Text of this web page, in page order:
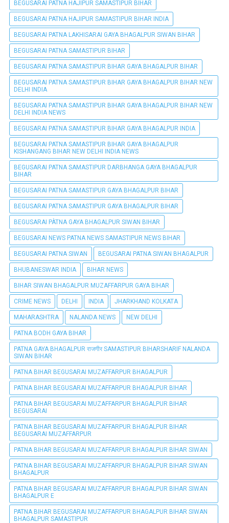
BEGUSARAI PATNA HAJIPUR SAMASTIPUR BIHAR
BEGUSARAI PATNA HAJIPUR SAMASTIPUR BIHAR INDIA
BEGUSARAI PATNA LAKHISARAI GAYA BHAGALPUR SIWAN BIHAR
BEGUSARAI PATNA SAMASTIPUR BIHAR
BEGUSARAI PATNA SAMASTIPUR BIHAR GAYA BHAGALPUR BIHAR
BEGUSARAI PATNA SAMASTIPUR BIHAR GAYA BHAGALPUR BIHAR NEW
DELHI INDIA
BEGUSARAI PATNA SAMASTIPUR BIHAR GAYA BHAGALPUR BIHAR NEW
DELHI INDIA NEWS
BEGUSARAI PATNA SAMASTIPUR BIHAR GAYA BHAGALPUR INDIA
BEGUSARAI PATNA SAMASTIPUR BIHAR GAYA BHAGALPUR
KISHANGANG BIHAR NEW DELHI INDIA NEWS
BEGUSARAI PATNA SAMASTIPUR DARBHANGA GAYA BHAGALPUR
BIHAR
BEGUSARAI PATNA SAMASTIPUR GAYA BHAGALPUR BIHAR
BEGUSARAI PATNA SAMASTIPUR GAYA BHAGALPUR BIHAR
BEGUSARAI PÀTNA GAYA BHAGALPUR SIWAN BIHAR
BEGUSARAI NEWS PATNA NEWS SAMASTIPUR NEWS BIHAR
BEGUSARAI PATNA SIWAN BEGUSARAI PATNA SIWAN BHAGALPUR
BHUBANESWAR INDIA BIHAR NEWS
BIHAR SIWAN BHAGALPUR MUZAFFARPUR GAYA BIHAR
CRIME NEWS DELHI INDIA JHARKHAND KOLKATA
MAHARASHTRA NALANDA NEWS NEW DELHI
PATNA BODH GAYA BIHAR
PATNA GAYA BHAGALPUR राजगीर SAMASTIPUR BIHARSHARIF NALANDA
SIWAN BIHAR
PATNA BIHAR BEGUSARAI MUZAFFARPUR BHAGALPUR
PATNA BIHAR BEGUSARAI MUZAFFARPUR BHAGALPUR BIHAR
PATNA BIHAR BEGUSARAI MUZAFFARPUR BHAGALPUR BIHAR
BEGUSARAI
PATNA BIHAR BEGUSARAI MUZAFFARPUR BHAGALPUR BIHAR
BEGUSARAI MUZAFFARPUR
PATNA BIHAR BEGUSARAI MUZAFFARPUR BHAGALPUR BIHAR SIWAN
PATNA BIHAR BEGUSARAI MUZAFFARPUR BHAGALPUR BIHAR SIWAN
BHAGALPUR
PATNA BIHAR BEGUSARAI MUZAFFARPUR BHAGALPUR BIHAR SIWAN
BHAGALPUR E
PATNA BIHAR BEGUSARAI MUZAFFARPUR BHAGALPUR BIHAR SIWAN
BHAGALPUR SAMASTIPUR